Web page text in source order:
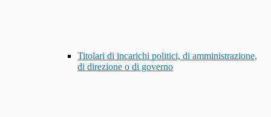
Titolari di incarichi politici, di amministrazione,
di direzione o di governo